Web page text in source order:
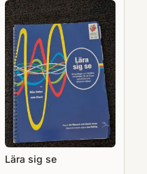
Lära sig se